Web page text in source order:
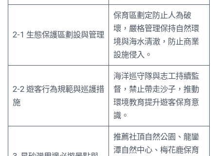
2-1 生態保護區劃設與管理
保育區劃定防止人為破
壞，嚴格管理保持自然環
境與海水清澈，防止商業
設施侵入。
2-2 遊客行為規範與巡護措
施
海洋巡守隊與志工持續監
督，禁止帶走沙子，推動
環境教育提升遊客保育意
識。
推薦社頂自然公園、龍鑾
潭自然中心、梅花鹿保育